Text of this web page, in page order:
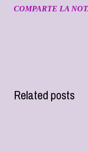
COMPARTE LA
Related posts